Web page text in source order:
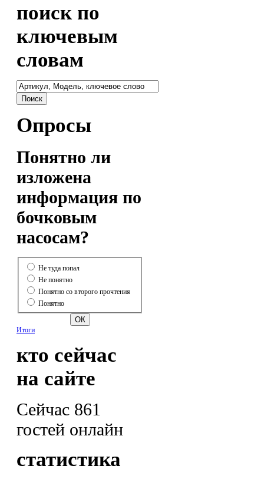
поиск по
ключевым
словам
Опросы
Понятно ли
изложена
информация по
бочковым
насосам?
Не туда попал
Не понятно
Понятно со второго прочтения
Понятно
Итоги
кто сейчас
на сайте
Сейчас 861
гостей онлайн
статистика